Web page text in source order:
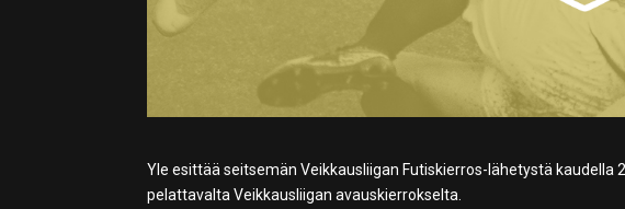
Yle esittää seitsemän Veikkausliigan Futiskierros-lähetystä kaudella
pelattavalta Veikkausliigan avauskierrokselta.